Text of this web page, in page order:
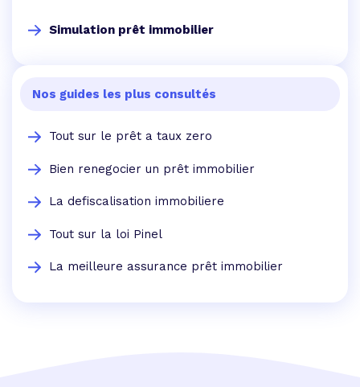
Simulation prêt immobilier
Nos guides les plus consultés
Tout sur le prêt a taux zero
Bien renegocier un prêt immobilier
La defiscalisation immobiliere
Tout sur la loi Pinel
La meilleure assurance prêt immobilier